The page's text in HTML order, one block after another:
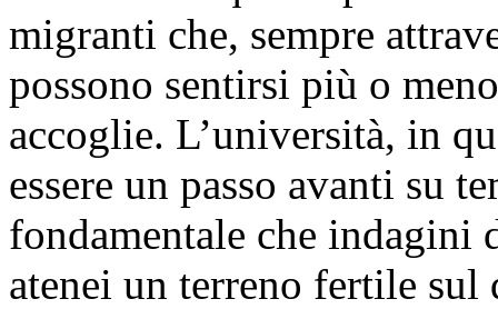
migranti che, sempre
possono sentirsi più o
accoglie. L’università, in
essere un passo avanti su
fondamentale che indagini
atenei un terreno fertile sul